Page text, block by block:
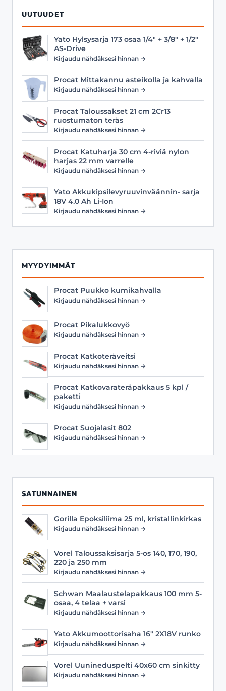
UUTUUDET
Yato Hylsysarja 173 osaa 1/4" + 3/8" + 1/2"
AS-Drive
Kirjaudu nähdäksesi hinnan →
Procat Mittakannu asteikolla ja kahvalla
Kirjaudu nähdäksesi hinnan →
Procat Taloussakset 21 cm 2Cr13
ruostumaton teräs
Kirjaudu nähdäksesi hinnan →
Procat Katuharja 30 cm 4-riviä nylon
harjas 22 mm varrelle
Kirjaudu nähdäksesi hinnan →
Yato Akkukipsilevyruuvinväännin- sarja
18V 4.0 Ah Li-Ion
Kirjaudu nähdäksesi hinnan →
MYYDYIMMÄT
Procat Puukko kumikahvalla
Kirjaudu nähdäksesi hinnan →
Procat Pikalukkovyö
Kirjaudu nähdäksesi hinnan →
Procat Katkoteräveitsi
Kirjaudu nähdäksesi hinnan →
Procat Katkovarateräpakkaus 5 kpl /
paketti
Kirjaudu nähdäksesi hinnan →
Procat Suojalasit 802
Kirjaudu nähdäksesi hinnan →
SATUNNAINEN
Gorilla Epoksiliima 25 ml, kristallinkirkas
Kirjaudu nähdäksesi hinnan →
Vorel Taloussaksisarja 5-os 140, 170, 190,
220 ja 250 mm
Kirjaudu nähdäksesi hinnan →
Schwan Maalaustelapakkaus 100 mm 5-
osaa, 4 telaa + varsi
Kirjaudu nähdäksesi hinnan →
Yato Akkumoottorisaha 16" 2X18V runko
Kirjaudu nähdäksesi hinnan →
Vorel Uunineduspelti 40x60 cm sinkitty
Kirjaudu nähdäksesi hinnan →